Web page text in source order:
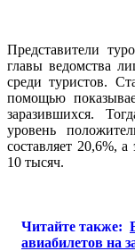
Представители
главы ведомства
среди туристов.
помощью
заразившихся.
уровень
составляет 20,6%,
10 тысяч.
Читайте также:
авиабилетов на